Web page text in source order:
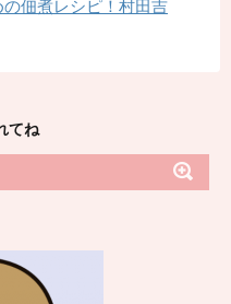
佃煮レシピ！村田吉
てね